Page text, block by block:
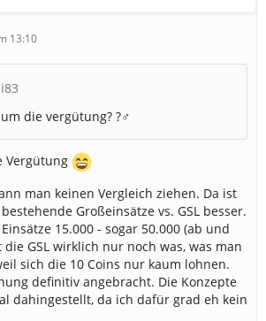
13:10
die vergütung? ?‍♂️
Vergütung
man keinen Vergleich ziehen. Da ist
Großeinsätze vs. GSL besser.
15.000 - sogar 50.000 (ab und
GSL wirklich nur noch was, was man
sich die 10 Coins nur kaum lohnen.
definitiv angebracht. Die Konzepte
dahingestellt, da ich dafür grad eh kein